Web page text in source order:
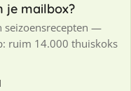
je mailbox?
seizoensrecepten —
ruim 14.000 thuiskoks